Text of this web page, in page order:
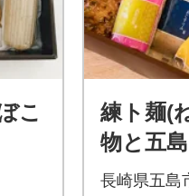
こ
練ト麺(
物と五
ット
長崎県五島